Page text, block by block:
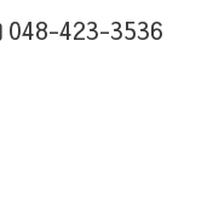
048-423-3536